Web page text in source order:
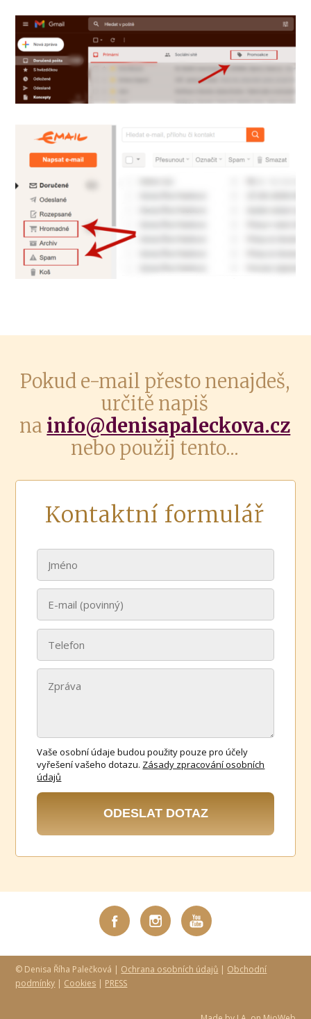
Pokud e-mail přesto nenajdeš,
určitě napiš
na info@denisapaleckova.cz
nebo použij tento...
Kontaktní formulář
Vaše osobní údaje budou použity pouze pro účely
vyřešení vašeho dotazu. Zásady zpracování osobních
údajů
ODESLAT DOTAZ
© Denisa Říha Palečková | Ochrana osobních údajů | Obchodní
podmínky | Cookies | PRESS